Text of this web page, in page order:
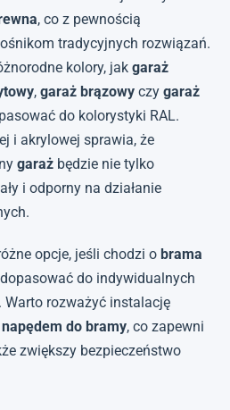
, co z pewnością
tradycyjnych rozwiązań.
kolory, jak garaż
, garaż brązowy czy garaż
do kolorystyki RAL.
i akrylowej sprawia, że
garaż będzie nie tylko
i odporny na działanie
opcje, jeśli chodzi o brama
do indywidualnych
Warto rozważyć instalację
napędem do bramy, co zapewni
zwiększy bezpieczeństwo